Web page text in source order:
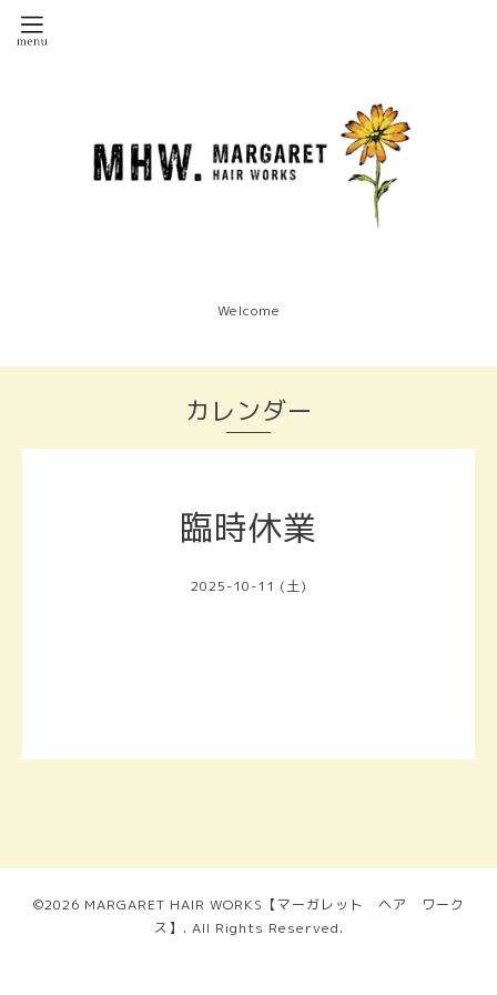
Welcome
カレンダー
臨時休業
2025-10-11 (土)
©2026 MARGARET HAIR WORKS【マーガレット ヘア ワーク
ス】 . All Rights Reserved.